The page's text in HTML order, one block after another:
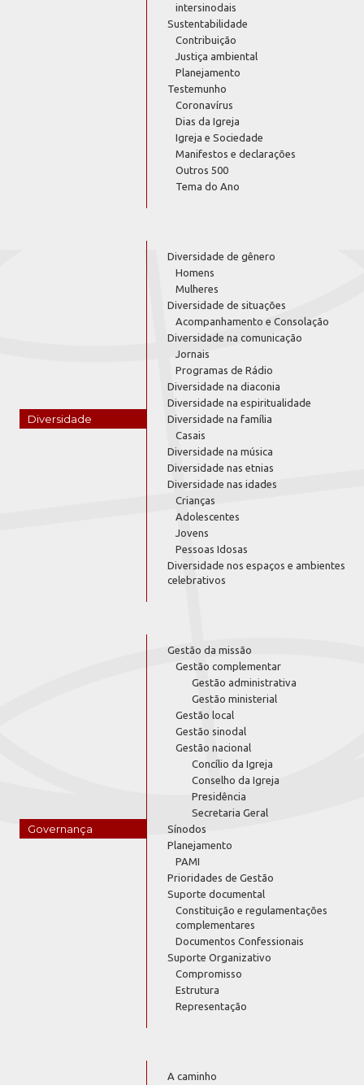
intersinodais
Sustentabilidade
Contribuição
Justiça ambiental
Planejamento
Testemunho
Coronavírus
Dias da Igreja
Igreja e Sociedade
Manifestos e declarações
Outros 500
Tema do Ano
Diversidade
Diversidade de gênero
Homens
Mulheres
Diversidade de situações
Acompanhamento e Consolação
Diversidade na comunicação
Jornais
Programas de Rádio
Diversidade na diaconia
Diversidade na espiritualidade
Diversidade na família
Casais
Diversidade na música
Diversidade nas etnias
Diversidade nas idades
Crianças
Adolescentes
Jovens
Pessoas Idosas
Diversidade nos espaços e ambientes
celebrativos
Governança
Gestão da missão
Gestão complementar
Gestão administrativa
Gestão ministerial
Gestão local
Gestão sinodal
Gestão nacional
Concílio da Igreja
Conselho da Igreja
Presidência
Secretaria Geral
Sínodos
Planejamento
PAMI
Prioridades de Gestão
Suporte documental
Constituição e regulamentações
complementares
Documentos Confessionais
Suporte Organizativo
Compromisso
Estrutura
Representação
A caminho